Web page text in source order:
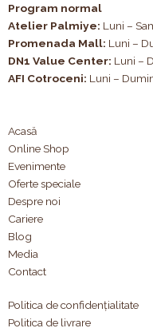
Program normal
Atelier Palmiye: Luni –
Promenada Mall: Luni –
DN1 Value Center: Luni –
AFI Cotroceni: Luni –
Acasă
Online Shop
Evenimente
Oferte speciale
Despre noi
Cariere
Blog
Media
Contact
Politica de confidențialitate
Politica de livrare